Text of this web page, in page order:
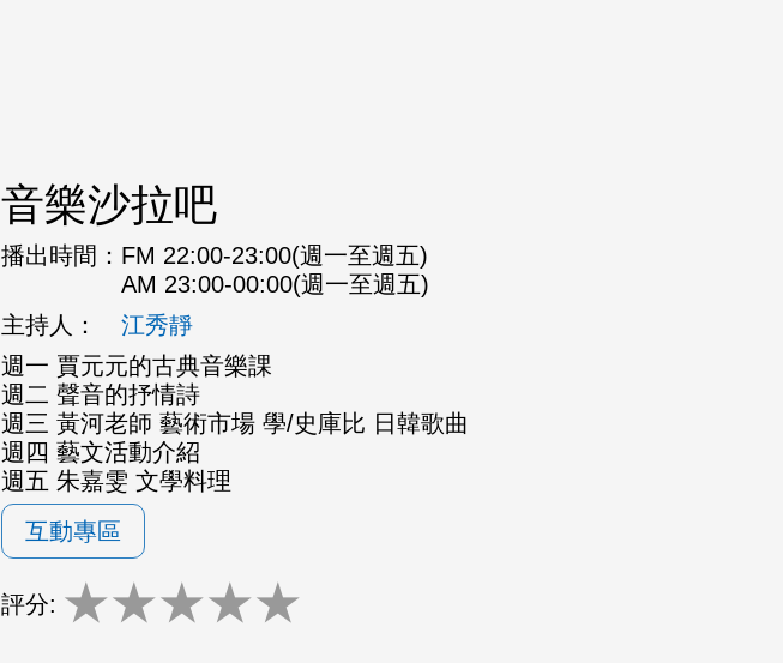
音樂沙拉吧
播出時間： FM 22:00-23:00(週一至週五)
AM 23:00-00:00(週一至週五)
主持人：
江秀靜
週一 賈元元的古典音樂課
週二 聲音的抒情詩
週三 黃河老師 藝術市場 學/史庫比 日韓歌曲
週四 藝文活動介紹
週五 朱嘉雯 文學料理
互動專區
評分: ★★★★★